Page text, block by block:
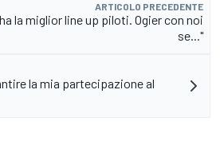
ARTICOLO PRECEDENTE
la miglior line up piloti. Ogier con noi
se..."
la mia partecipazione al